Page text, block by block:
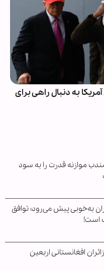
به دنبال راهی برای
موازنه قدرت را به سود
به‌خوبی پیش می‌رود؛ توافق
است!
افغانستانی اربعین